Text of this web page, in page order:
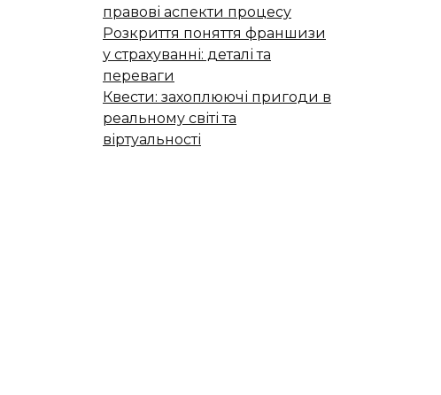
правові аспекти процесу
Розкриття поняття франшизи
у страхуванні: деталі та
переваги
Квести: захоплюючі пригоди в
реальному світі та
віртуальності